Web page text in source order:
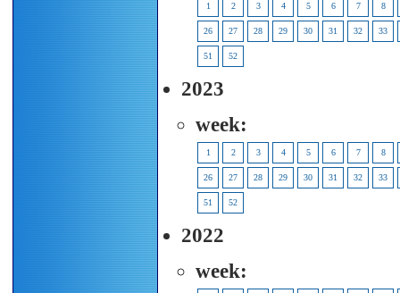
1 2 3 4 5 6 7 8
26 27 28 29 30 31 32 33
51 52
2023
week:
1 2 3 4 5 6 7 8
26 27 28 29 30 31 32 33
51 52
2022
week: